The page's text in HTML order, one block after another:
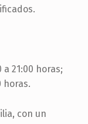
21:00 horas;
horas.
con un